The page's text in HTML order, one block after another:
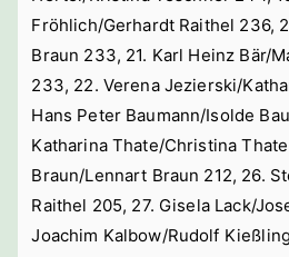
Fröhlich/Gerhardt Raithel 236,
Braun 233, 21. Karl Heinz Bär/
233, 22. Verena Jezierski/
Hans Peter Baumann/Isolde
Katharina Thate/Christina
Braun/Lennart Braun 212, 26.
Raithel 205, 27. Gisela Lack/
Joachim Kalbow/Rudolf